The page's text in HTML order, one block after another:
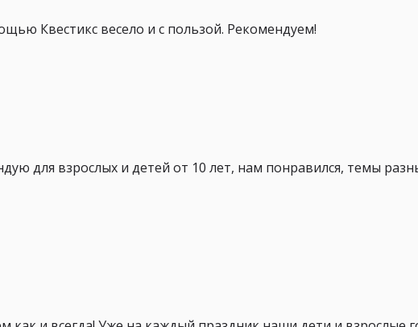
Квестикс весело и с пользой. Рекомендуем!
для взрослых и детей от 10 лет, нам понравился, темы